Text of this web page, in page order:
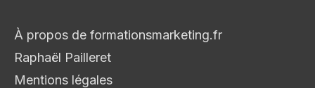
À propos de formationsmarketing.fr
Raphaël Pailleret
Mentions légales